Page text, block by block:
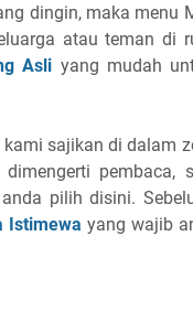
dingin, maka menu
atau teman di
Asli yang mudah
sajikan di dalam
pembaca,
pilih disini.
Istimewa yang wajib